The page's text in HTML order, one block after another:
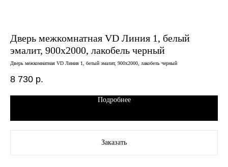
Дверь межкомнатная VD Линия 1, белый
эмалит, 900х2000, лакобель черный
Дверь межкомнатная VD Линия 1, белый эмалит, 900х2000, лакобель черный
8 730 р.
Подробнее
Заказать